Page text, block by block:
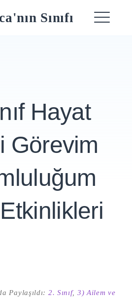
Sınıfı
Hayat
Görevim
Paylaşıldı: 2. Sınıf, 3) Ailem ve